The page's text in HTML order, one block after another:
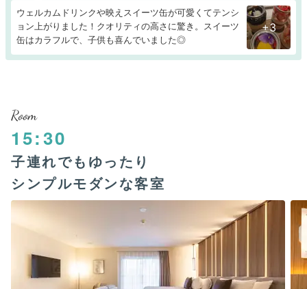
ウェルカムドリンクや映えスイーツ缶が可愛くてテンシ
ョン上がりました！クオリティの高さに驚き。スイーツ
缶はカラフルで、子供も喜んでいました◎
+3
Room
15:30
子連れでもゆったり
シンプルモダンな客室